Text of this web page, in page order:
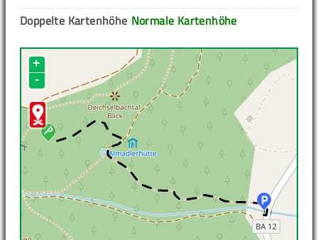
Normale Kartenhöhe
Doppelte Kartenhöhe
+
-